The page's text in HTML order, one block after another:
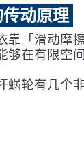
动原理
靠「滑动摩
够在有限空
蜗轮有几个